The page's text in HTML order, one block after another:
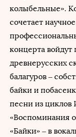
колыбельные».
сочетает
концерта войдут
древнерусских
балагуров –
байки и
песни из циклов
«Воспоминания
«Байки» – в